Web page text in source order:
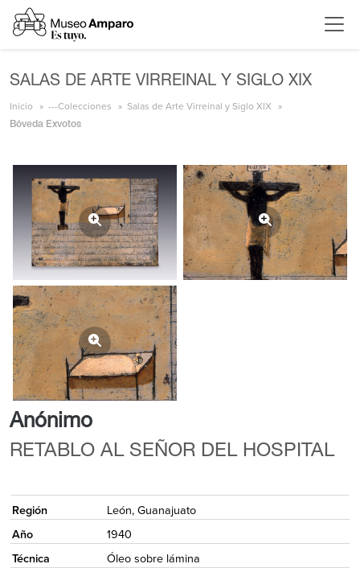
SALAS DE ARTE VIRREINAL Y SIGLO XIX
Inicio ---Colecciones Salas de Arte Virreinal y Siglo XIX
Bóveda Exvotos
Anónimo
RETABLO AL SEÑOR DEL HOSPITAL
Región
León, Guanajuato
Año
1940
Técnica
Óleo sobre lámina